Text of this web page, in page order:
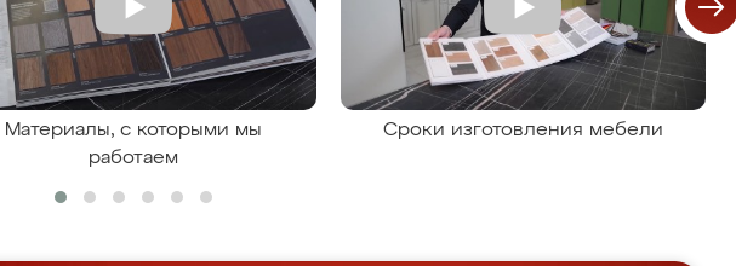
Материалы, с которыми мы
работаем
Сроки изготовления мебели